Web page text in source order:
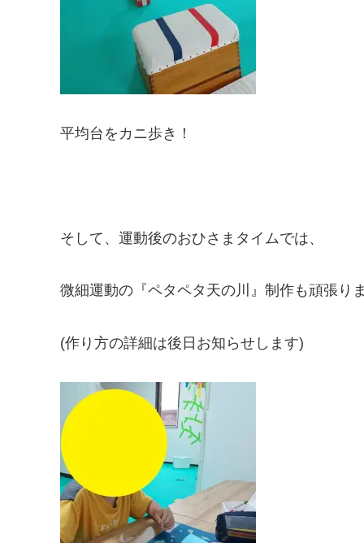
平均台をカニ歩き！
そして、運動後のおひさまタイムでは、
微細運動の『ペタペタ天の川』制作も頑張り
(作り方の詳細は後日お知らせします)